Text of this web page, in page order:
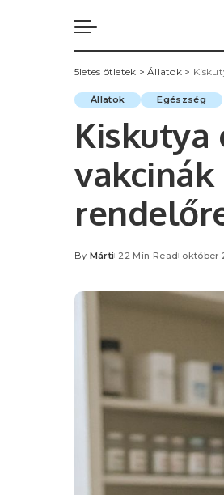
5letes ötletek >Állatok>
Állatok Egészség
vakcinák
Posted
By Márti 22 Min Read október